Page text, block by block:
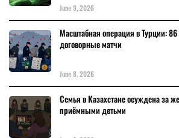
June 9, 2026
Масштабная операция в Турции:
договорные матчи
June 8, 2026
Семья в Казахстане осуждена за
приёмными детьми